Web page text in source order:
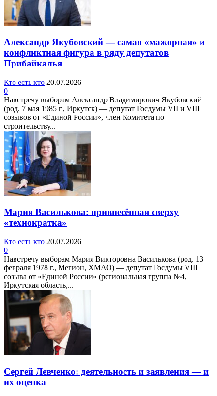
Александр Якубовский — самая «мажорная» и
конфликтная фигура в ряду депутатов
Прибайкалья
Кто есть кто 20.07.2026
0
Навстречу выборам Александр Владимирович Якубовский
(род. 7 мая 1985 г., Иркутск) — депутат Госдумы VII и VIII
созывов от «Единой России», член Комитета по
строительству...
Мария Василькова: привнесённая сверху
«технократка»
Кто есть кто 20.07.2026
0
Навстречу выборам Мария Викторовна Василькова (род. 13
февраля 1978 г., Мегион, ХМАО) — депутат Госдумы VIII
созыва от «Единой России» (региональная группа №4,
Иркутская область,...
Сергей Левченко: деятельность и заявления — и
их оценка